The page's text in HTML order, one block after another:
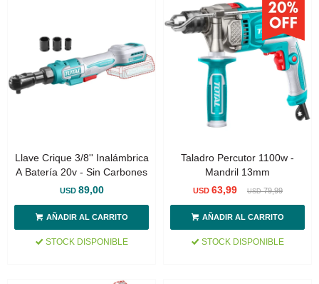
Llave Crique 3/8'' Inalámbrica
A Batería 20v - Sin Carbones
USD 89,00
STOCK DISPONIBLE
Taladro Percutor 1100w -
Mandril 13mm
USD 63,99 USD 79,99
STOCK DISPONIBLE